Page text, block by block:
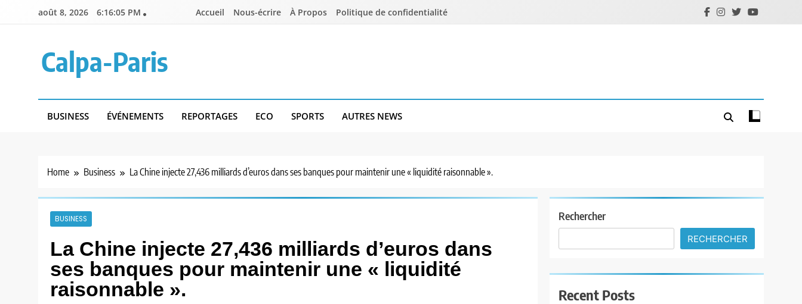
août 8, 2026 6:16:06 PM Accueil Nous-écrire À Propos Politique de confidentialité
Calpa-Paris
BUSINESS ÉVÉNEMENTS REPORTAGES ECO SPORTS AUTRES NEWS
Home Business La Chine injecte 27,436 milliards d’euros dans ses banques pour maintenir une « liquidité raisonnable ».
BUSINESS
La Chine injecte 27,436 milliards d’euros dans
ses banques pour maintenir une « liquidité
raisonnable ».
Rechercher
RECHERCHER
Recent Posts